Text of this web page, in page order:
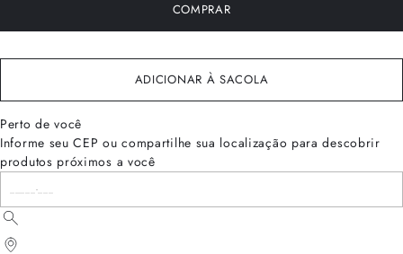
COMPRAR
ADICIONAR À SACOLA
Perto de você
Informe seu CEP ou compartilhe sua localização para descobrir
produtos próximos a você